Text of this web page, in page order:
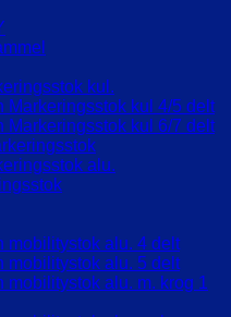
kul.
Markeringsstok kul 4/5 delt
Markeringsstok kul 6/7 delt
alu.
mobilitystok alu. 4 delt
mobilitystok alu. 5 delt
mobilitystok alu. m. krog 1